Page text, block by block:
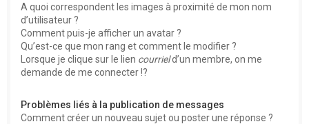
A quoi correspondent les images à proximité de mon nom
d’utilisateur ?
Comment puis-je afficher un avatar ?
Qu’est-ce que mon rang et comment le modifier ?
Lorsque je clique sur le lien courrield’un membre, on me
demande de me connecter !?
Problèmes liés à la publication de messages
Comment créer un nouveau sujet ou poster une réponse ?